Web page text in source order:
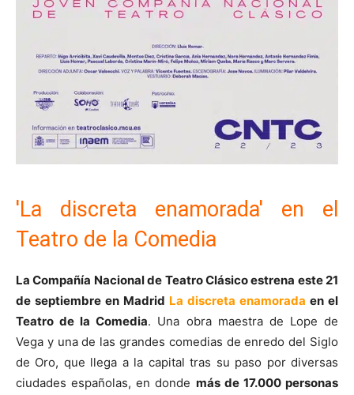
'La discreta enamorada' en el
Teatro de la Comedia
La Compañía Nacional de Teatro Clásico estrena este 21
de septiembre en Madrid La discreta enamorada en el
Teatro de la Comedia. Una obra maestra de Lope de
Vega y una de las grandes comedias de enredo del Siglo
de Oro, que llega a la capital tras su paso por diversas
ciudades españolas, en donde más de 17.000 personas